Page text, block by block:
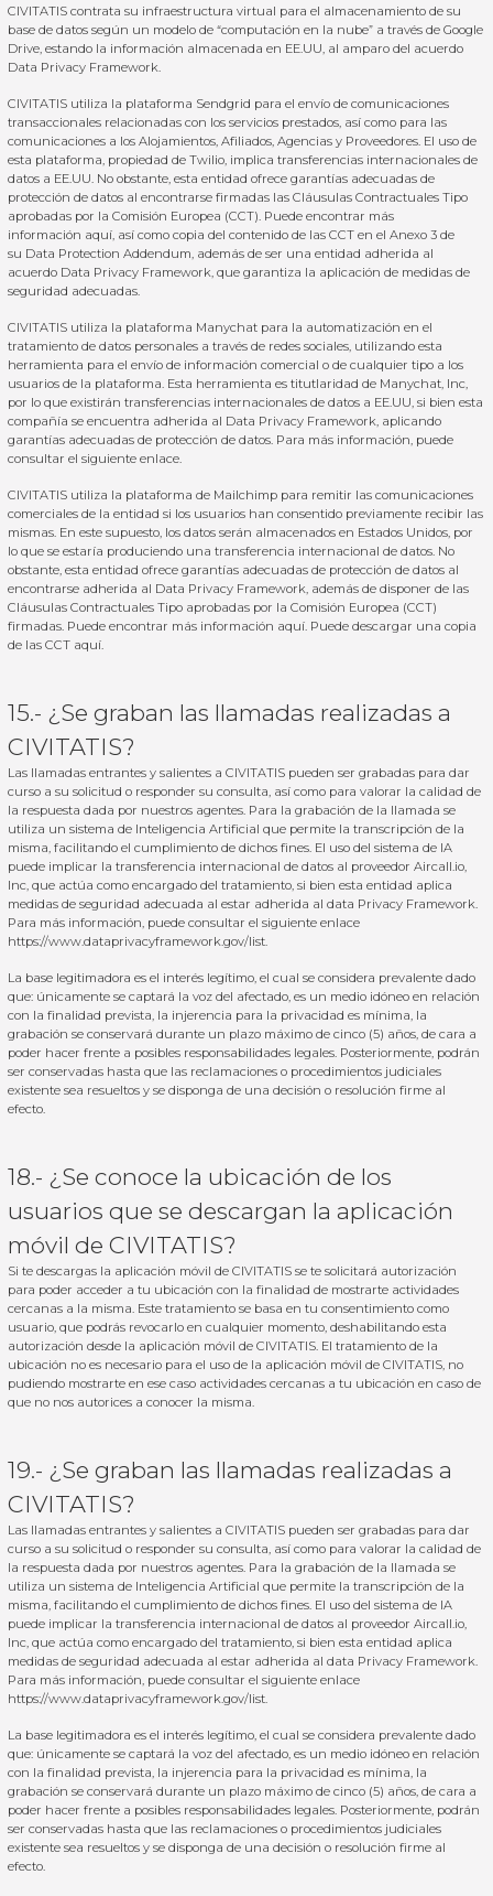
CIVITATIS contrata su infraestructura virtual para el almacenamiento de su
base de datos según un modelo de “computación en la nube” a través de Google
Drive, estando la información almacenada en EE.UU, al amparo del acuerdo
Data Privacy Framework.
CIVITATIS utiliza la plataforma Sendgrid para el envío de comunicaciones
transaccionales relacionadas con los servicios prestados, así como para las
comunicaciones a los Alojamientos, Afiliados, Agencias y Proveedores. El uso de
esta plataforma, propiedad de Twilio, implica transferencias internacionales de
datos a EE.UU. No obstante, esta entidad ofrece garantías adecuadas de
protección de datos al encontrarse firmadas las Cláusulas Contractuales Tipo
aprobadas por la Comisión Europea (CCT). Puede encontrar más
información aquí, así como copia del contenido de las CCT en el Anexo 3 de
su Data Protection Addendum, además de ser una entidad adherida al
acuerdo Data Privacy Framework, que garantiza la aplicación de medidas de
seguridad adecuadas.
CIVITATIS utiliza la plataforma Manychat para la automatización en el
tratamiento de datos personales a través de redes sociales, utilizando esta
herramienta para el envío de información comercial o de cualquier tipo a los
usuarios de la plataforma. Esta herramienta es titutlaridad de Manychat, Inc,
por lo que existirán transferencias internacionales de datos a EE.UU, si bien esta
compañía se encuentra adherida al Data Privacy Framework, aplicando
garantías adecuadas de protección de datos. Para más información, puede
consultar el siguiente enlace.
CIVITATIS utiliza la plataforma de Mailchimp para remitir las comunicaciones
comerciales de la entidad si los usuarios han consentido previamente recibir las
mismas. En este supuesto, los datos serán almacenados en Estados Unidos, por
lo que se estaría produciendo una transferencia internacional de datos. No
obstante, esta entidad ofrece garantías adecuadas de protección de datos al
encontrarse adherida al Data Privacy Framework, además de disponer de las
Cláusulas Contractuales Tipo aprobadas por la Comisión Europea (CCT)
firmadas. Puede encontrar más información aquí. Puede descargar una copia
de las CCT aquí.
15.- ¿Se graban las llamadas realizadas a
CIVITATIS?
Las llamadas entrantes y salientes a CIVITATIS pueden ser grabadas para dar
curso a su solicitud o responder su consulta, así como para valorar la calidad de
la respuesta dada por nuestros agentes. Para la grabación de la llamada se
utiliza un sistema de Inteligencia Artificial que permite la transcripción de la
misma, facilitando el cumplimiento de dichos fines. El uso del sistema de IA
puede implicar la transferencia internacional de datos al proveedor Aircall.io,
Inc, que actúa como encargado del tratamiento, si bien esta entidad aplica
medidas de seguridad adecuada al estar adherida al data Privacy Framework.
Para más información, puede consultar el siguiente enlace
https://www.dataprivacyframework.gov/list.
La base legitimadora es el interés legítimo, el cual se considera prevalente dado
que: únicamente se captará la voz del afectado, es un medio idóneo en relación
con la finalidad prevista, la injerencia para la privacidad es mínima, la
grabación se conservará durante un plazo máximo de cinco (5) años, de cara a
poder hacer frente a posibles responsabilidades legales. Posteriormente, podrán
ser conservadas hasta que las reclamaciones o procedimientos judiciales
existente sea resueltos y se disponga de una decisión o resolución firme al
efecto.
18.- ¿Se conoce la ubicación de los
usuarios que se descargan la aplicación
móvil de CIVITATIS?
Si te descargas la aplicación móvil de CIVITATIS se te solicitará autorización
para poder acceder a tu ubicación con la finalidad de mostrarte actividades
cercanas a la misma. Este tratamiento se basa en tu consentimiento como
usuario, que podrás revocarlo en cualquier momento, deshabilitando esta
autorización desde la aplicación móvil de CIVITATIS. El tratamiento de la
ubicación no es necesario para el uso de la aplicación móvil de CIVITATIS, no
pudiendo mostrarte en ese caso actividades cercanas a tu ubicación en caso de
que no nos autorices a conocer la misma.
19.- ¿Se graban las llamadas realizadas a
CIVITATIS?
Las llamadas entrantes y salientes a CIVITATIS pueden ser grabadas para dar
curso a su solicitud o responder su consulta, así como para valorar la calidad de
la respuesta dada por nuestros agentes. Para la grabación de la llamada se
utiliza un sistema de Inteligencia Artificial que permite la transcripción de la
misma, facilitando el cumplimiento de dichos fines. El uso del sistema de IA
puede implicar la transferencia internacional de datos al proveedor Aircall.io,
Inc, que actúa como encargado del tratamiento, si bien esta entidad aplica
medidas de seguridad adecuada al estar adherida al data Privacy Framework.
Para más información, puede consultar el siguiente enlace
https://www.dataprivacyframework.gov/list.
La base legitimadora es el interés legítimo, el cual se considera prevalente dado
que: únicamente se captará la voz del afectado, es un medio idóneo en relación
con la finalidad prevista, la injerencia para la privacidad es mínima, la
grabación se conservará durante un plazo máximo de cinco (5) años, de cara a
poder hacer frente a posibles responsabilidades legales. Posteriormente, podrán
ser conservadas hasta que las reclamaciones o procedimientos judiciales
existente sea resueltos y se disponga de una decisión o resolución firme al
efecto.